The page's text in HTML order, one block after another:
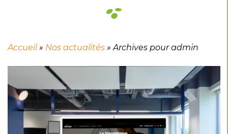
Accueil» Nos actualités »Archives pour admin